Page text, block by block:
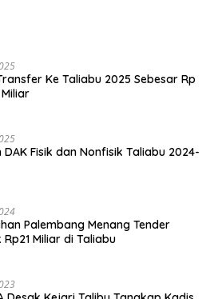
Ke Taliabu 2025 Sebesar Rp
DAK Fisik dan Nonfisik Taliabu 2024-
Palembang Menang Tender
Rp21 Miliar di Taliabu